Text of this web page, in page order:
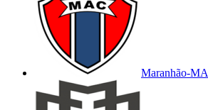
Maranhão-MA